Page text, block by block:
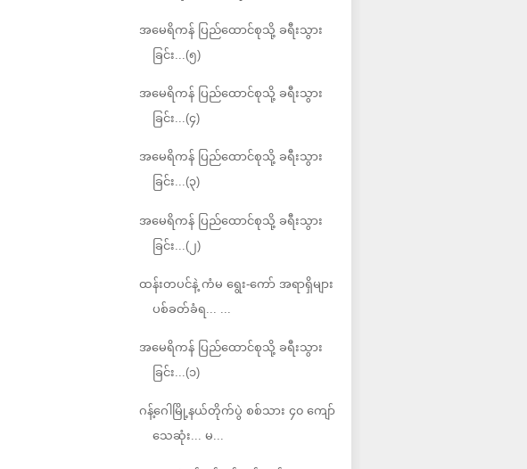
အမေရိကန် ပြည်ထောင်စုသို့ ခရီးသွား
ခြင်း...(၅)
အမေရိကန် ပြည်ထောင်စုသို့ ခရီးသွား
ခြင်း...(၄)
အမေရိကန် ပြည်ထောင်စုသို့ ခရီးသွား
ခြင်း...(၃)
အမေရိကန် ပြည်ထောင်စုသို့ ခရီးသွား
ခြင်း...(၂)
ထန်းတပင်နဲ့ ကံမ ရွေး-ကော် အရာရှိများ
ပစ်ခတ်ခံရ... ...
အမေရိကန် ပြည်ထောင်စုသို့ ခရီးသွား
ခြင်း...(၁)
ဂန့်ဂေါမြို့နယ်တိုက်ပွဲ စစ်သား ၄၀ ကျော်
သေဆုံး... မ...